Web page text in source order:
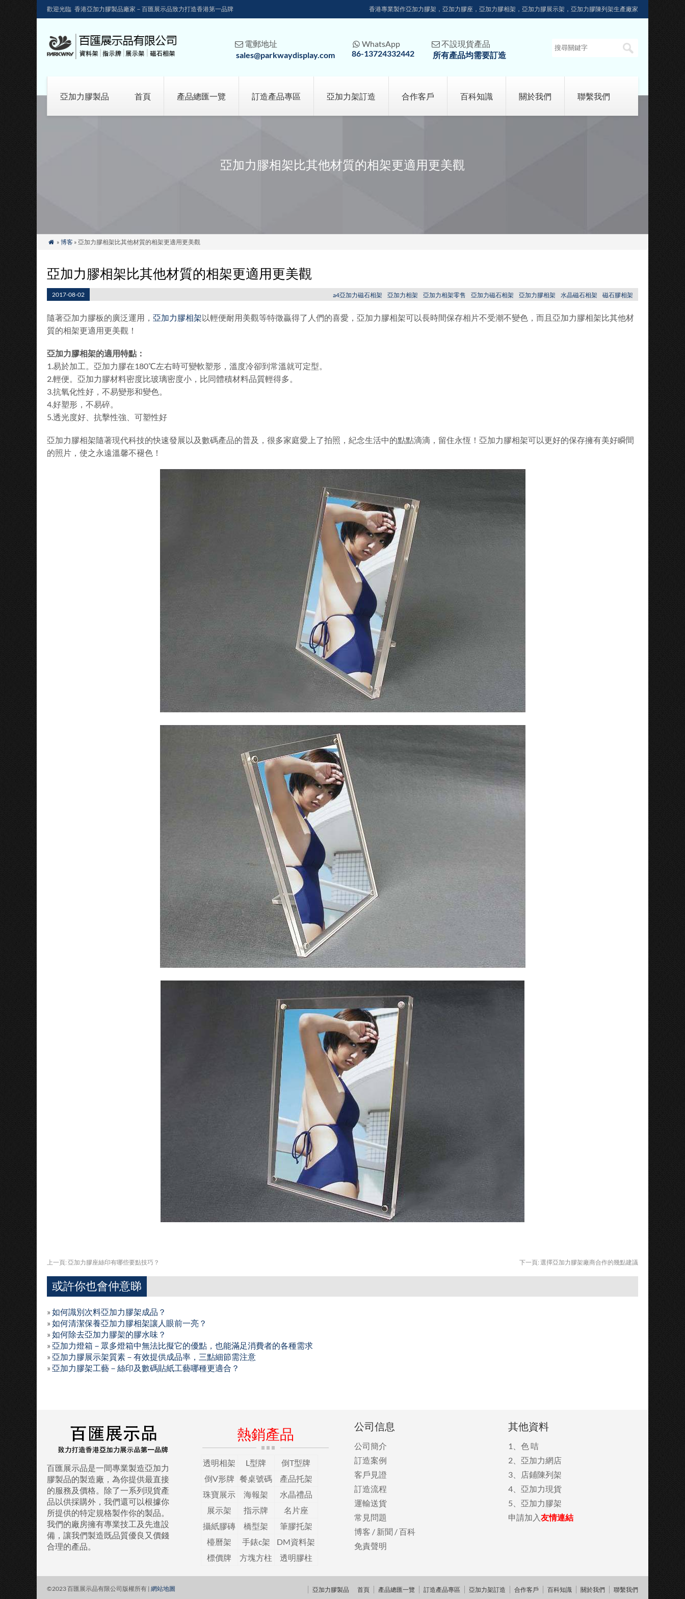
歡迎光臨 香港亞加力膠製品廠家－百匯展示品致力打造香港第一品牌 香港專業製作亞加力膠架，亞加力膠座，亞加力膠相架，亞加力膠展示架，亞加力膠陳列架生產廠家
 電郵地址
sales@parkwaydisplay.com
 WhatsApp
86-13724332442
 不設現貨產品
所有產品均需要訂造
亞加力膠製品 首頁 產品總匯一覽 訂造產品專區 亞加力架訂造 合作客戶 百科知識 關於我們 聯繫我們
亞加力膠相架比其他材質的相架更適用更美觀
 » 博客» 亞加力膠相架比其他材質的相架更適用更美觀
亞加力膠相架比其他材質的相架更適用更美觀
2017-08-02 a4亞加力磁石相架 亞加力相架 亞加力相架零售 亞加力磁石相架 亞加力膠相架 水晶磁石相架 磁石膠相架
隨著亞加力膠板的廣泛運用， 亞加力膠相架以輕便耐用美觀等特徵贏得了人們的喜愛，亞加力膠相架可以長時間保存相片不受潮不變色，而且亞加力膠相架比其他材
質的相架更適用更美觀！
亞加力膠相架的適用特點：
1.易於加工。亞加力膠在180℃左右時可變軟塑形，溫度冷卻到常溫就可定型。
2.輕便。亞加力膠材料密度比玻璃密度小，比同體積材料品質輕得多。
3.抗氧化性好，不易變形和變色。
4.好塑形，不易碎。
5.透光度好、抗擊性強、可塑性好
亞加力膠相架隨著現代科技的快速發展以及數碼產品的普及，很多家庭愛上了拍照，紀念生活中的點點滴滴，留住永恆！亞加力膠相架可以更好的保存擁有美好瞬間
的照片，使之永遠溫馨不褪色！
上一頁: 亞加力膠座絲印有哪些要點技巧？ 下一頁: 選擇亞加力膠架廠商合作的幾點建議
或許你也會仲意睇
» 如何識別次料亞加力膠架成品？
» 如何清潔保養亞加力膠相架讓人眼前一亮？
» 如何除去亞加力膠架的膠水味？
» 亞加力燈箱－眾多燈箱中無法比擬它的優點，也能滿足消費者的各種需求
» 亞加力膠展示架質素－有效提供成品率，三點細節需注意
» 亞加力膠架工藝－絲印及數碼貼紙工藝哪種更適合？
百匯展示品是一間專業製造亞加力
膠製品的製造廠，為你提供最直接
的服務及價格。除了一系列現貨產
品以供採購外，我們還可以根據你
所提供的特定規格製作你的製品。
我們的廠房擁有專業技工及先進設
備，讓我們製造既品質優良又價錢
合理的產品。
熱銷產品
透明相架 L型牌
倒T型牌
倒V形牌 餐桌號碼
產品托架
珠寶展示
海報架
水晶禮品
展示架
指示牌
名片座
攝紙膠磚
橋型架
筆膠托架
檯曆架
手錶c架
DM資料架
標價牌
方塊方柱 透明膠柱
公司信息
公司簡介
訂造案例
客戶見證
訂造流程
運輸送貨
常見問題
博客 / 新聞 /百科
免責聲明
其他資料
1、 色 咭
2、 亞加力網店
3、
店鋪陳列架
4、 亞加力現貨
5、 亞加力膠架
申請加入友情連結
©2023 百匯展示品有限公司版權所有 | 網站地圖 亞加力膠製品 首頁 產品總匯一覽 訂造產品專區 亞加力架訂造 合作客戶 百科知識 關於我們 聯繫我們